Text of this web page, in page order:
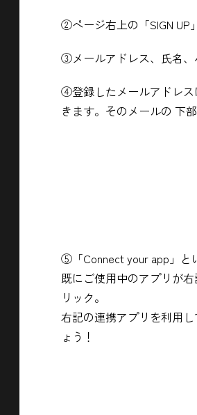
②ページ右上の「SIGN UP
③メールアドレス、氏名、
④登録したメールアドレス
きます。そのメールの 下
⑤「Connect your app」と
既にご使用中のアプリが
リック。
右記の連携アプリを利用
ょう！